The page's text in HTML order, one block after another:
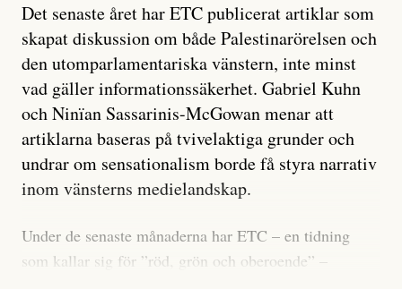
Det senaste året har ETC publicerat artiklar som
skapat diskussion om både Palestinarörelsen och
den utomparlamentariska vänstern, inte minst
vad gäller informationssäkerhet. Gabriel Kuhn
och Ninïan Sassarinis-McGowan menar att
artiklarna baseras på tvivelaktiga grunder och
undrar om sensationalism borde få styra narrativ
inom vänsterns medielandskap.
Under de senaste månaderna har ETC – en tidning
som kallar sig för ”röd, grön och oberoende” –